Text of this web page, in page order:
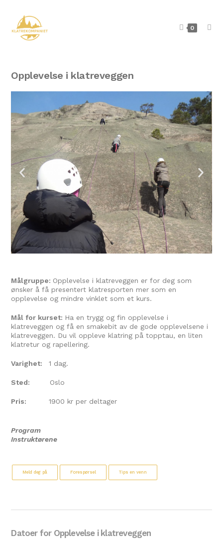
0
Opplevelse i klatreveggen
Målgruppe: Opplevelse i klatreveggen er for deg som
ønsker å få presentert klatresporten mer som en
opplevelse og mindre vinklet som et kurs.
Mål for kurset: Ha en trygg og fin opplevelse i
klatreveggen og få en smakebit av de gode opplevelsene i
klatreveggen. Du vil oppleve klatring på topptau, en liten
klatretur og rapellering.
Varighet: 1 dag.
Sted: Oslo
Pris: 1900 kr per deltager
Program
Instruktørene
Meld deg på Forespørsel Tips en venn
Datoer for Opplevelse i klatreveggen